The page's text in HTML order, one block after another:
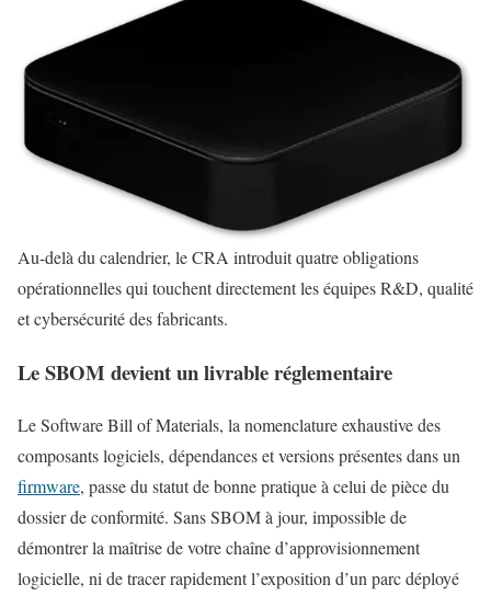
Au-delà du calendrier, le CRA introduit quatre obligations
opérationnelles qui touchent directement les équipes R&D, qualité
et cybersécurité des fabricants.
Le SBOM devient un livrable réglementaire
Le Software Bill of Materials, la nomenclature exhaustive des
composants logiciels, dépendances et versions présentes dans un
firmware, passe du statut de bonne pratique à celui de pièce du
dossier de conformité. Sans SBOM à jour, impossible de
démontrer la maîtrise de votre chaîne d’approvisionnement
logicielle, ni de tracer rapidement l’exposition d’un parc déployé